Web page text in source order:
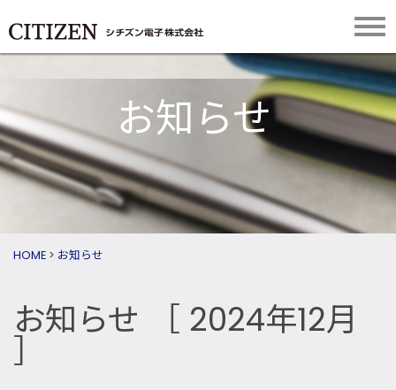
お知らせ
HOME > お知らせ
お知らせ ［ 2024年12月
］